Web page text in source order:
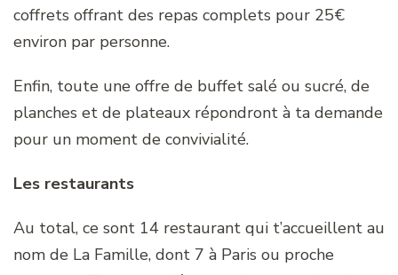
coffrets offrant des repas complets pour 25€
environ par personne.
Enfin, toute une offre de buffet salé ou sucré, de
planches et de plateaux répondront à ta demande
pour un moment de convivialité.
Les restaurants
Au total, ce sont 14 restaurant qui t’accueillent au
nom de La Famille, dont 7 à Paris ou proche